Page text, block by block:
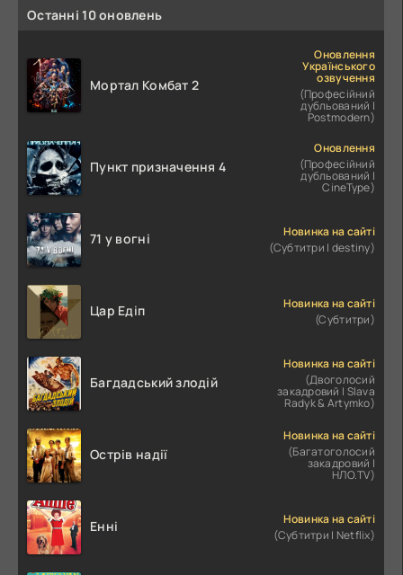
Останні 10 оновлень
Мортал Комбат 2
Оновлення
Українського
озвучення
(Професійний
дубльований |
Postmodern)
Пункт призначення 4
Оновлення
(Професійний
дубльований |
CineType)
71 у вогні
Новинка на сайті
(Субтитри | destiny)
Цар Едіп
Новинка на сайті
(Субтитри)
Багдадський злодій
Новинка на сайті
(Двоголосий
закадровий | Slava
Radyk & Artymko)
Острів надії
Новинка на сайті
(Багатоголосий
закадровий |
НЛО.TV)
Енні
Новинка на сайті
(Субтитри | Netflix)